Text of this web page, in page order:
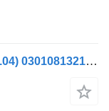
Mercedes-Benz Atego 1823 (01.98-12.04) 0301081321 forlygte til Mercedes-Benz Atego, Atego 2, Atego 3 (1996-) trækker